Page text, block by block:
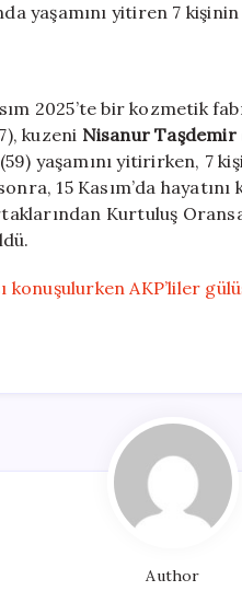
yaşamını yitiren 7
2025’te bir kozmetik
kuzeni Nisanur Taşdemir
(59) yaşamını yitirirken, 7
15 Kasım’da
Kurtuluş
konuşulurken AKP’liler
Author